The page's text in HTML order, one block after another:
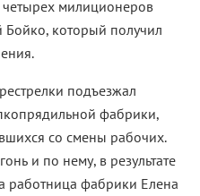
четырех милиционеров
Бойко, который получил
подъезжал
фабрики,
со смены рабочих.
и по нему, в результате
работница фабрики Елена